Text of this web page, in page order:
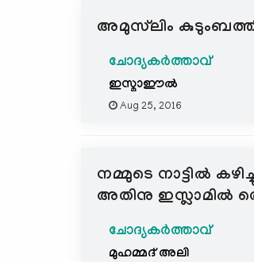
അമുസ്‍ലിം
ചോദ്യകർത്താവ്
ഇസ്മാഈല്‍
Aug 25, 2016
നമ്മുടെ നാട്ടില്‍
അതിനു ഇസ്ലാമില്‍
ചോദ്യകർത്താവ്
മുഹമ്മദ്‌ അലി